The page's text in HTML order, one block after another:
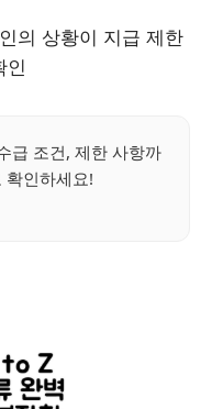
의 상황이 지급 제한
인
급 조건, 제한 사항까
확인하세요!